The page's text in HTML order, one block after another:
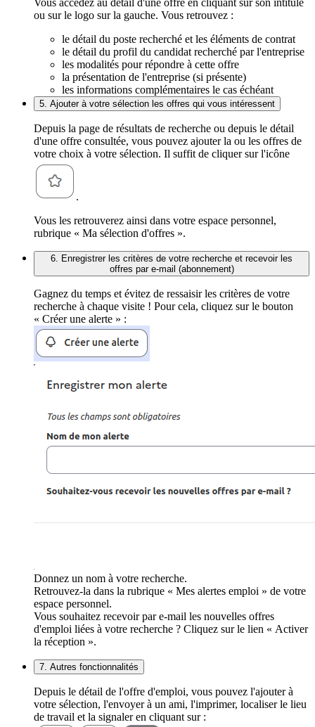
Vous accédez au détail d'une offre en cliquant sur son intitulé
ou sur le logo sur la gauche. Vous retrouvez :
le détail du poste recherché et les éléments de contrat
le détail du profil du candidat recherché par l'entreprise
les modalités pour répondre à cette offre
la présentation de l'entreprise (si présente)
les informations complémentaires le cas échéant
5. Ajouter à votre sélection les offres qui vous intéressent
Depuis la page de résultats de recherche ou depuis le détail
d'une offre consultée, vous pouvez ajouter la ou les offres de
votre choix à votre sélection. Il suffit de cliquer sur l'icône
.
Vous les retrouverez ainsi dans votre espace personnel,
rubrique « Ma sélection d'offres ».
6. Enregistrer les critères de votre recherche et recevoir les
offres par e-mail (abonnement)
Gagnez du temps et évitez de ressaisir les critères de votre
recherche à chaque visite ! Pour cela, cliquez sur le bouton
« Créer une alerte » :
Donnez un nom à votre recherche.
Retrouvez-la dans la rubrique « Mes alertes emploi » de votre
espace personnel.
Vous souhaitez recevoir par e-mail les nouvelles offres
d'emploi liées à votre recherche ? Cliquez sur le lien « Activer
la réception ».
7. Autres fonctionnalités
Depuis le détail de l'offre d'emploi, vous pouvez l'ajouter à
votre sélection, l'envoyer à un ami, l'imprimer, localiser le lieu
de travail et la signaler en cliquant sur :